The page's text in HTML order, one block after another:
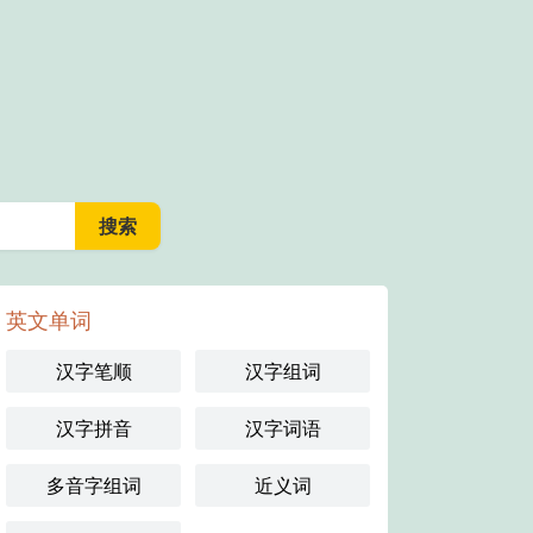
英文单词
汉字笔顺 汉字组词
汉字拼音 汉字词语
多音字组词 近义词